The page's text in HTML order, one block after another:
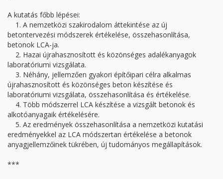
A kutatás főbb lépései:
1. A nemzetközi szakirodalom áttekintése az új
betontervezési módszerek értékelése, összehasonlítása,
betonok LCA-ja.
2. Hazai újrahasznosított és közönséges adalékanyagok
laboratóriumi vizsgálata.
3. Néhány, jellemzően gyakori építőipari célra alkalmas
újrahasznosított és közönséges beton készítése és
laboratóriumi vizsgálata, összehasonlítása és értékelése.
4. Több módszerrel LCA készítése a vizsgált betonok és
alkotóanyagaik értékelésére.
5. Az eredmények összehasonlítása a nemzetközi kutatási
eredményekkel az LCA módszertan értékelése a betonok
anyagjellemzőinek tükrében, új tudományos megállapítások.
***